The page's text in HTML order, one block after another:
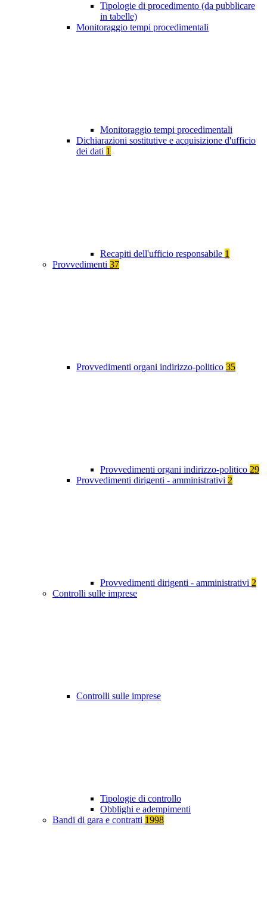
Tipologie di procedimento (da pubblicare
in tabelle)
Monitoraggio tempi procedimentali
Monitoraggio tempi procedimentali
Dichiarazioni sostitutive e acquisizione d'ufficio
dei dati 1
Recapiti dell'ufficio responsabile 1
Provvedimenti 37
Provvedimenti organi indirizzo-politico 35
Provvedimenti organi indirizzo-politico 29
Provvedimenti dirigenti - amministrativi 2
Provvedimenti dirigenti - amministrativi 2
Controlli sulle imprese
Controlli sulle imprese
Tipologie di controllo
Obblighi e adempimenti
Bandi di gara e contratti 1998